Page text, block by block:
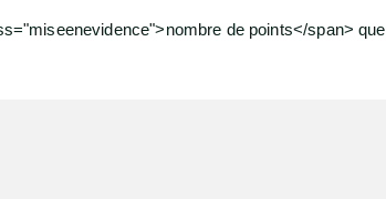
de points</span>